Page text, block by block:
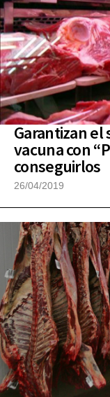
Garantizan el
vacuna con
conseguirlos
26/04/2019